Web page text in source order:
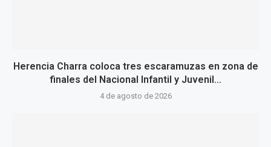
Herencia Charra coloca tres escaramuzas en zona de
finales del Nacional Infantil y Juvenil...
4 de agosto de 2026